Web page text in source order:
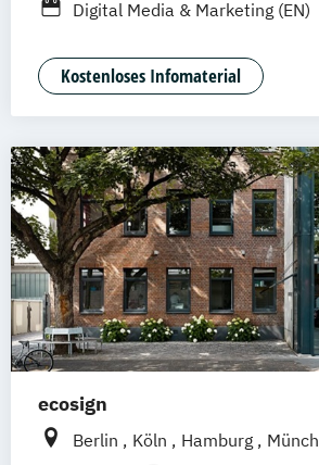
Digital Media & Marketing (EN)
Film & Motion Design (EN)
Fotografie + Neue Medien (EN)
Kommunikationsdesign (EN)
Kostenloses Infomaterial
ecosign
Berlin Köln Hamburg